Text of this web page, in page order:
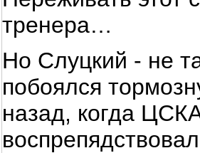
тренера…
Но Слуцкий - не
побоялся
назад, когда